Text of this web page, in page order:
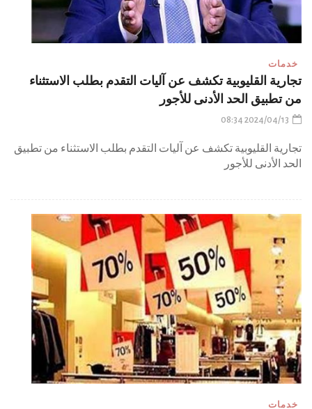
خدمات
تجارية القليوبية تكشف عن آليات التقدم بطلب الاستثناء
من تطبيق الحد الأدنى للأجور
2024/04/13 08:34
تجارية القليوبية تكشف عن آليات التقدم بطلب الاستثناء من تطبيق
الحد الأدنى للأجور
خدمات